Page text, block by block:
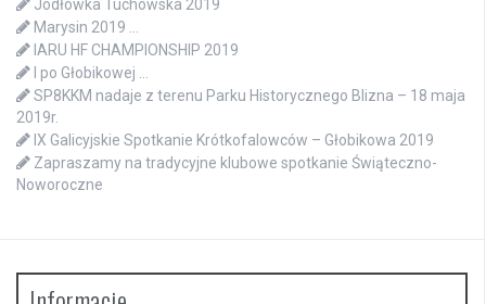
Jodłówka Tuchowska 2019
Marysin 2019 …
IARU HF CHAMPIONSHIP 2019
I po Głobikowej …
SP8KKM nadaje z terenu Parku Historycznego Blizna – 18 maja
2019r.
IX Galicyjskie Spotkanie Krótkofalowców – Głobikowa 2019
Zapraszamy na tradycyjne klubowe spotkanie Świąteczno-
Noworoczne